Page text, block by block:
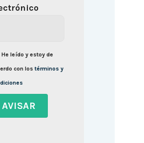
He leído y estoy de
con lostérminos y